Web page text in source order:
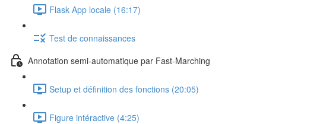
Flask App locale (16:17)
Test de connaissances
Annotation semi-automatique par Fast-Marching
Setup et définition des fonctions (20:05)
Figure intéractive (4:25)